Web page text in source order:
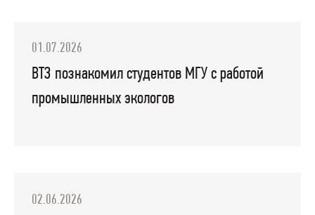
01.07.2026
ВТЗ познакомил студентов МГУ с работой
промышленных экологов
02.06.2026